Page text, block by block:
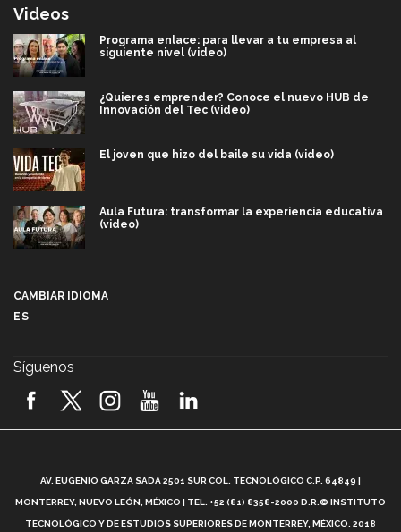
Videos
Programa enlace: para llevar a tu empresa al
siguiente nivel (video)
¿Quieres emprender? Conoce el nuevo HUB de
Innovación del Tec (video)
El joven que hizo del baile su vida (video)
Aula Futura: transformar la experiencia educativa
(video)
2026! (video)
¿Cómo es el Modelo Educativo Tec? (video)
CAMBIAR IDIOMA
ES
Síguenos
AV. EUGENIO GARZA SADA 2501 SUR COL. TECNOLÓGICO C.P. 64849 |
MONTERREY, NUEVO LEÓN, MÉXICO | TEL. +52 (81) 8358-2000 D.R.© INSTITUTO
TECNOLÓGICO Y DE ESTUDIOS SUPERIORES DE MONTERREY, MÉXICO. 2018